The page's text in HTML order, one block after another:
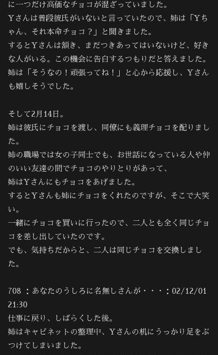
に一つだけ高価なチョコが混ざっていました。
Yさんは普段彼氏がいないと言っていたので、姉は「Yち
ゃん、それ本命チョコ？」と聞きました。
するとYさんは頷き、まだつきあってはいないけど、好き
な人がいる。この機会に告白するつもりだと答えました。
姉は「そうなの！頑張ってね！」と心から応援し、Yさん
も嬉しそうでした。
そして2月14日。
姉は彼氏にチョコを渡し、同僚にも義理チョコを配りまし
た。
姉の職場では女の子同士でも、お世話になっている人や仲
のいい友達の間でチョコのやりとりがあって、
姉はYさんにもチョコをあげました。
するとYさんも姉にチョコをくれたのですが、そこで大笑
い。
一緒にチョコを買いに行ったので、二人とも全く同じチョ
コを差し出していたのです。
でも、気持ちだからと、二人は同じチョコを交換しまし
た。
708 ：あなたのうしろに名無しさんが・・・：02/12/01
21:30
仕事に戻り、しばらくした後。
姉はキャビネットの整理中、Yさんの机にうっかり足をぶ
つけてしまいました。